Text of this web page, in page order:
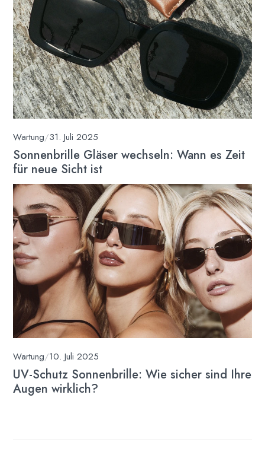
Wartung/31. Juli 2025
Sonnenbrille Gläser wechseln: Wann es Zeit
für neue Sicht ist
Wartung/10. Juli 2025
UV-Schutz Sonnenbrille: Wie sicher sind Ihre
Augen wirklich?